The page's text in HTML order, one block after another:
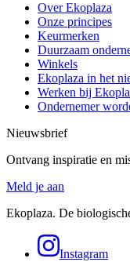
Over Ekoplaza
Onze principes
Keurmerken
Duurzaam
Winkels
Ekoplaza in het
Werken bij
Ondernemer
Nieuwsbrief
Ontvang inspiratie en
Meld je aan
Ekoplaza. De
Instagram